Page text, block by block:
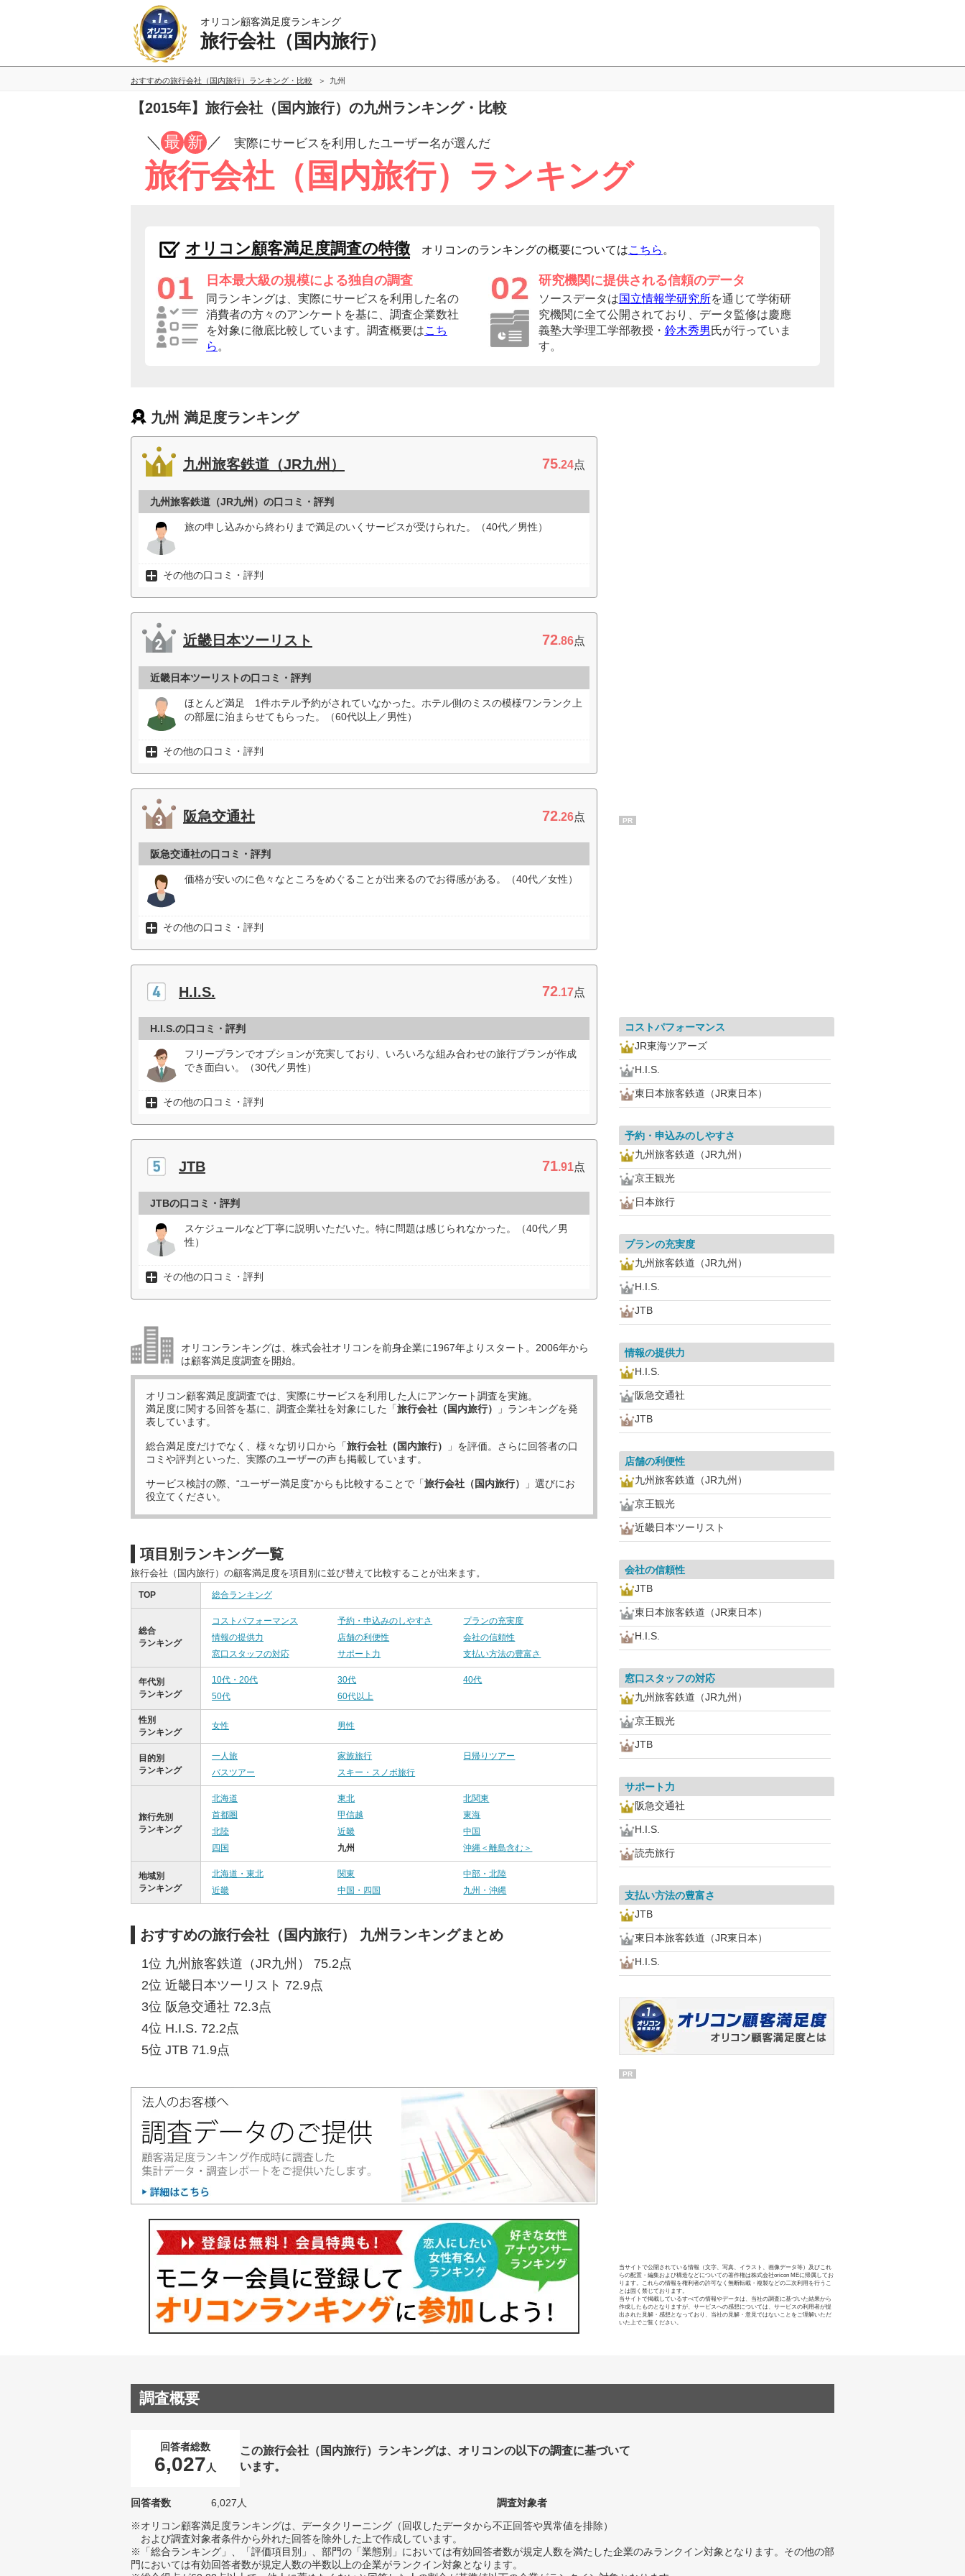
オリコン顧客満足度ランキング
旅行会社（国内旅行）
おすすめの旅行会社（国内旅行）ランキング・比較 九州
【2015年】旅行会社（国内旅行）の九州ランキング・比較
／ 最 新 ／ 実際にサービスを利用したユーザー名が選んだ
旅行会社（国内旅行）ランキング
オリコン顧客満足度調査の特徴 オリコンのランキングの概要についてはこちら 。
日本最大級の規模による独自の調査
同ランキングは、実際にサービスを利用した名の
消費者の方々のアンケートを基に、調査企業数社
を対象に徹底比較しています。調査概要はこち
ら 。
研究機関に提供される信頼のデータ
ソースデータは国立情報学研究所を通じて学術研
究機関に全て公開されており、データ監修は慶應
義塾大学理工学部教授・ 鈴木秀男 氏が行っていま
す。
九州 満足度ランキング
九州旅客鉄道（JR九州） 75.24点
九州旅客鉄道（JR九州）の口コミ・評判
旅の申し込みから終わりまで満足のいくサービスが受けられた。（40代／男性）
その他の口コミ・評判
近畿日本ツーリスト 72.86点
近畿日本ツーリストの口コミ・評判
ほとんど満足 1件ホテル予約がされていなかった。ホテル側のミスの模様ワンランク上
の部屋に泊まらせてもらった。（60代以上／男性）
その他の口コミ・評判
阪急交通社 72.26点
阪急交通社の口コミ・評判
価格が安いのに色々なところをめぐることが出来るのでお得感がある。（40代／女性）
その他の口コミ・評判
H.I.S. 72.17点
H.I.S.の口コミ・評判
フリープランでオプションが充実しており、いろいろな組み合わせの旅行プランが作成
でき面白い。（30代／男性）
その他の口コミ・評判
JTB 71.91点
JTBの口コミ・評判
スケジュールなど丁寧に説明いただいた。特に問題は感じられなかった。（40代／男
性）
その他の口コミ・評判
オリコンランキングは、株式会社オリコンを前身企業に1967年よりスタート。2006年から
は顧客満足度調査を開始。
オリコン顧客満足度調査では、実際にサービスを利用した 人にアンケート調査を実施。
満足度に関する回答を基に、調査企業社を対象にした「旅行会社（国内旅行）
」ランキングを発
表しています。
総合満足度だけでなく、様々な切り口から「旅行会社（国内旅行）
」を評価。さらに回答者の口
コミや評判といった、実際のユーザーの声も掲載しています。
サービス検討の際、“ユーザー満足度”からも比較することで「旅行会社（国内旅行）
」選びにお
役立てください。
項目別ランキング一覧
旅行会社（国内旅行）の顧客満足度を項目別に並び替えて比較することが出来ます。
TOP 総合ランキング
総合
ランキング
コストパフォーマンス 予約・申込みのしやすさ
プランの充実度
情報の提供力
店舗の利便性
会社の信頼性
窓口スタッフの対応
サポート力 支払い方法の豊富さ
年代別
ランキング
10代・20代 30代
40代
50代
60代以上
性別
ランキング
女性 男性
目的別
ランキング
一人旅 家族旅行
日帰りツアー
バスツアー
スキー・スノボ旅行
旅行先別
ランキング
北海道 東北
北関東
首都圏
甲信越
東海
北陸
近畿
中国
四国
九州 沖縄＜離島含む＞
地域別
ランキング
北海道・東北 関東
中部・北陸
近畿
中国・四国 九州・沖縄
おすすめの旅行会社（国内旅行） 九州ランキングまとめ
1位 九州旅客鉄道（JR九州） 75.2点
2位 近畿日本ツーリスト 72.9点
3位 阪急交通社 72.3点
4位 H.I.S. 72.2点
5位 JTB 71.9点
PR
コストパフォーマンス
JR東海ツアーズ
H.I.S.
東日本旅客鉄道（JR東日本）
予約・申込みのしやすさ
九州旅客鉄道（JR九州）
京王観光
日本旅行
プランの充実度
九州旅客鉄道（JR九州）
H.I.S.
JTB
情報の提供力
H.I.S.
阪急交通社
JTB
店舗の利便性
九州旅客鉄道（JR九州）
京王観光
近畿日本ツーリスト
会社の信頼性
JTB
東日本旅客鉄道（JR東日本）
H.I.S.
窓口スタッフの対応
九州旅客鉄道（JR九州）
京王観光
JTB
サポート力
阪急交通社
H.I.S.
読売旅行
支払い方法の豊富さ
JTB
東日本旅客鉄道（JR東日本）
H.I.S.
PR
当サイトで公開されている情報（文字、写真、イラスト、画像データ等）及びこれ
らの配置・編集および構造などについての著作権は株式会社oricon MEに帰属してお
ります。これらの情報を権利者の許可なく無断転載・複製などの二次利用を行うこ
とは固く禁じております。
当サイトで掲載しているすべての情報やデータは、当社の調査に基づいた結果から
作成したものとなりますが、サービスへの感想については、サービスの利用者が提
出された見解・感想となっており、当社の見解・意見ではないことをご理解いただ
いた上でご覧ください。
調査概要
回答者総数
6,027 人
この旅行会社（国内旅行）ランキングは、オリコンの以下の調査に基づいて
います。
回答者数 6,027人
調査対象者
※オリコン顧客満足度ランキングは、データクリーニング（回収したデータから不正回答や異常値を排除）
および調査対象者条件から外れた回答を除外した上で作成しています。
※「総合ランキング」、「評価項目別」、部門の「業態別」においては有効回答者数が規定人数を満たした企業のみランクイン対象となります。その他の部
門においては有効回答者数が規定人数の半数以上の企業がランクイン対象となります。